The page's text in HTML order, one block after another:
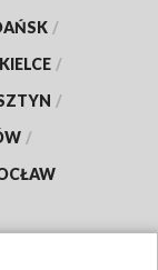
/
KIELCE /
/
/